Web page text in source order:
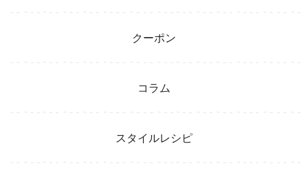
クーポン
コラム
スタイルレシピ